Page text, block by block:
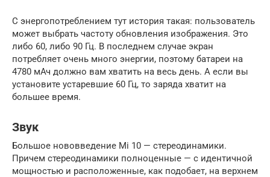
С энергопотреблением тут история такая: пользователь
может выбрать частоту обновления изображения. Это
либо 60, либо 90 Гц. В последнем случае экран
потребляет очень много энергии, поэтому батареи на
4780 мАч должно вам хватить на весь день. А если вы
установите устаревшие 60 Гц, то заряда хватит на
большее время.
Звук
Большое нововведение Mi 10 — стереодинамики.
Причем стереодинамики полноценные — с идентичной
мощностью и расположенные, как подобает, на верхнем